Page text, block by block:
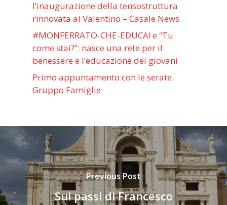
l’inaugurazione della tensostruttura
rinnovata al Valentino – Casale News
#MONFERRATO-CHE-EDUCA! e “Tu
come stai?”: nasce una rete per il
benessere e l’educazione dei giovani
Primo appuntamento con le serate
Gruppo Famiglie
Previous Post
Sui passi di Francesco